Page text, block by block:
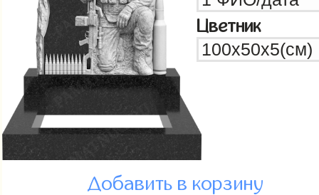
Цветник
Добавить в корзину